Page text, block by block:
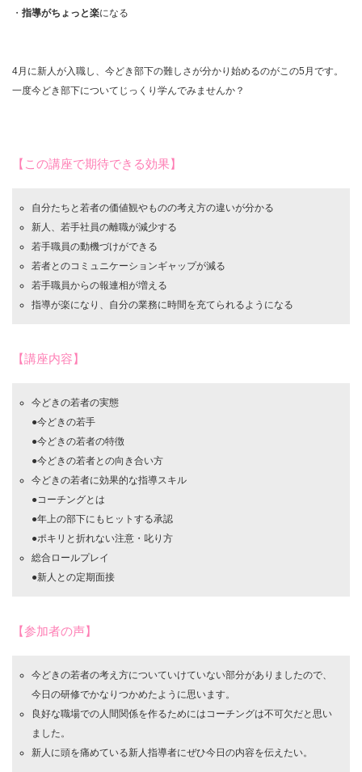
・ 指導がちょっと楽になる
4月に新人が入職し、今どき部下の難しさが分かり始めるのがこの5月です。
一度今どき部下についてじっくり学んでみませんか？
【この講座で期待できる効果】
自分たちと若者の価値観やものの考え方の違いが分かる
新人、若手社員の離職が減少する
若手職員の動機づけができる
若者とのコミュニケーションギャップが減る
若手職員からの報連相が増える
指導が楽になり、自分の業務に時間を充てられるようになる
【講座内容】
今どきの若者の実態
●今どきの若手
●今どきの若者の特徴
●今どきの若者との向き合い方
今どきの若者に効果的な指導スキル
●コーチングとは
●年上の部下にもヒットする承認
●ポキリと折れない注意・叱り方
総合ロールプレイ
●新人との定期面接
【参加者の声】
今どきの若者の考え方についていけていない部分がありましたので、
今日の研修でかなりつかめたように思います。
良好な職場での人間関係を作るためにはコーチングは不可欠だと思い
ました。
新人に頭を痛めている新人指導者にぜひ今日の内容を伝えたい。